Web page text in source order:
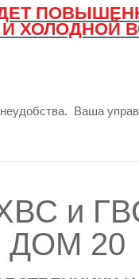
И ХОЛОДНОЙ
Ваша
и
ДОМ 20